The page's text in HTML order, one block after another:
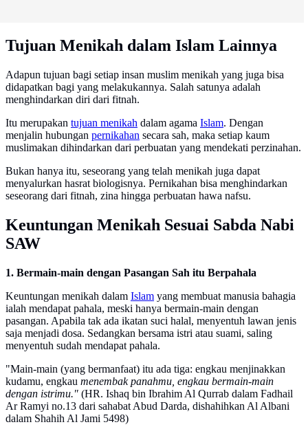
Tujuan Menikah dalam Islam Lainnya
Adapun tujuan bagi setiap insan muslim menikah yang juga bisa
didapatkan bagi yang melakukannya. Salah satunya adalah
menghindarkan diri dari fitnah.
Itu merupakan tujuan menikah dalam agama Islam. Dengan
menjalin hubungan pernikahan secara sah, maka setiap kaum
muslimakan dihindarkan dari perbuatan yang mendekati perzinahan.
Bukan hanya itu, seseorang yang telah menikah juga dapat
menyalurkan hasrat biologisnya. Pernikahan bisa menghindarkan
seseorang dari fitnah, zina hingga perbuatan hawa nafsu.
Keuntungan Menikah Sesuai Sabda Nabi
SAW
1. Bermain-main dengan Pasangan Sah itu Berpahala
Keuntungan menikah dalam Islam yang membuat manusia bahagia
ialah mendapat pahala, meski hanya bermain-main dengan
pasangan. Apabila tak ada ikatan suci halal, menyentuh lawan jenis
saja menjadi dosa. Sedangkan bersama istri atau suami, saling
menyentuh sudah mendapat pahala.
"Main-main (yang bermanfaat) itu ada tiga: engkau menjinakkan
kudamu, engkau menembak panahmu, engkau bermain-main
dengan istrimu." (HR. Ishaq bin Ibrahim Al Qurrab dalam Fadhail
Ar Ramyi no.13 dari sahabat Abud Darda, dishahihkan Al Albani
dalam Shahih Al Jami 5498)